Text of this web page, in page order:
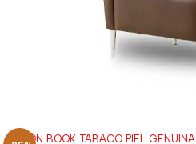
SILLÓN BOOK TABACO PIEL GENUINA